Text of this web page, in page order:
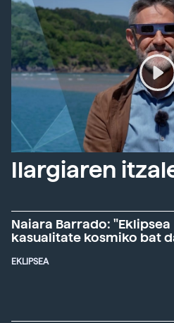
Ilargiaren
Naiara Barrado: "Eklipsea
kasualitate kosmiko bat
EKLIPSEA